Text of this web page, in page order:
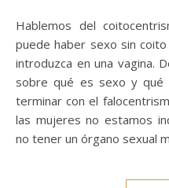
Hablemos del coitocentrismo: esa creencia de que no
puede haber sexo sin
introduzca en una vagina.
sobre qué es sexo y qué
terminar con el
las mujeres no estamos
no tener un órgano sexual